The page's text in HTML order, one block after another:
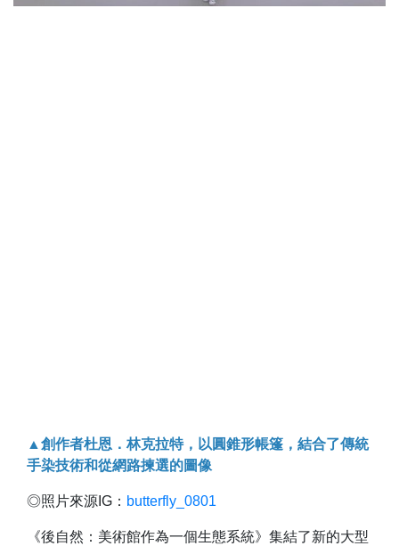
▲創作者杜恩．林克拉特，以圓錐形帳篷，結合了傳統
手染技術和從網路揀選的圖像
◎照片來源IG： butterfly_0801
《後自然：美術館作為一個生態系統》集結了新的大型